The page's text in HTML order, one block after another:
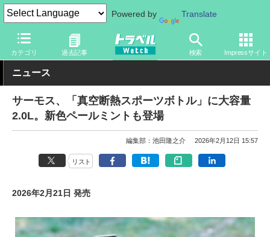
Powered by Translate
カテゴリ 過去記事 検索 Impressサイト
トラベル Watch 旅のアイテム 旅行グッズ 生活雑貨
ニュース
サーモス、「真空断熱スポーツボトル」に大容量
2.0L。新色ペールミントも登場
編集部：池田隆之介 2026年2月12日 15:57
リスト
2026年2月21日 発売